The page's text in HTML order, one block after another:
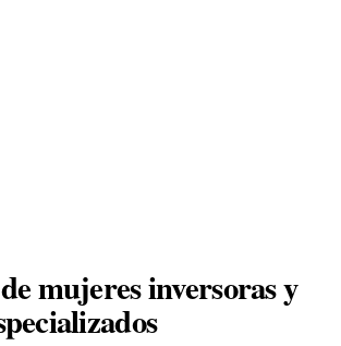
mujeres inversoras y